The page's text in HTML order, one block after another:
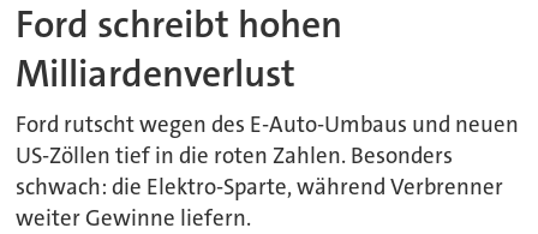
Ford schreibt hohen
Milliardenverlust
Ford rutscht wegen des E-Auto-Umbaus und neuen
US-Zöllen tief in die roten Zahlen. Besonders
schwach: die Elektro-Sparte, während Verbrenner
weiter Gewinne liefern.